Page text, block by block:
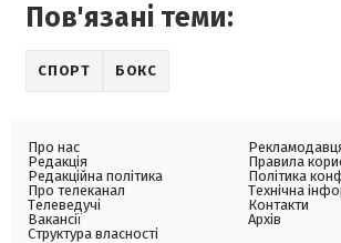
Пов'язані теми:
СПОРТ БОКС
Про нас
Редакція
Редакційна політика
Про телеканал
Телеведучі
Вакансії
Структура власності
Правила
Політика
Технічна
Контакти
Архів